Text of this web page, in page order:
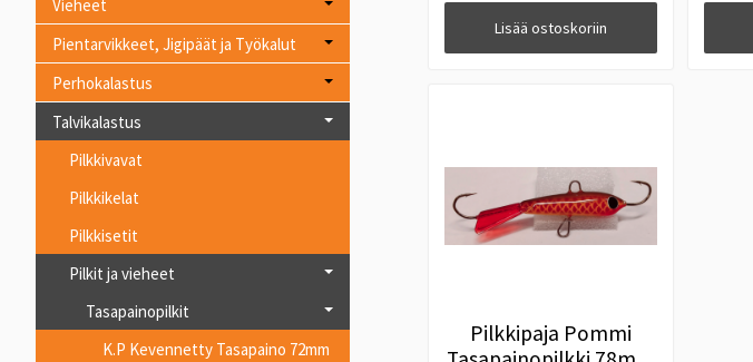
Lisää ostoskoriin
Pilkkipaja Pommi
Vieheet
Pientarvikkeet, Jigipäät ja Työkalut
Perhokalastus
Talvikalastus
Pilkkivavat
Pilkkikelat
Pilkkisetit
Pilkit ja vieheet
Tasapainopilkit
K.P Kevennetty Tasapaino 72mm